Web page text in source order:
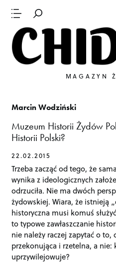
MAGAZYN
Marcin Wodziński
Muzeum Historii Żydów
Historii Polski?
22.02.2015
Trzeba zacząć od tego, że
wynika z ideologicznych
odrzuciła. Nie ma dwóch
żydowskiej. Wiara, że istnieją
historyczna musi komuś
to typowe zawłaszczanie
nie należy raczej zapytać o to,
przekonująca i rzetelna, a nie:
uprzywilejowuje?